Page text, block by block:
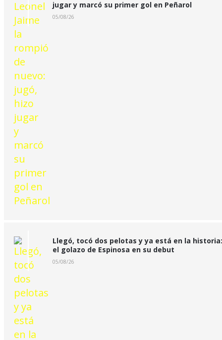
jugar y marcó su primer gol en Peñarol
05/08/26
Llegó, tocó dos pelotas y ya está en la historia:
el golazo de Espinosa en su debut
05/08/26